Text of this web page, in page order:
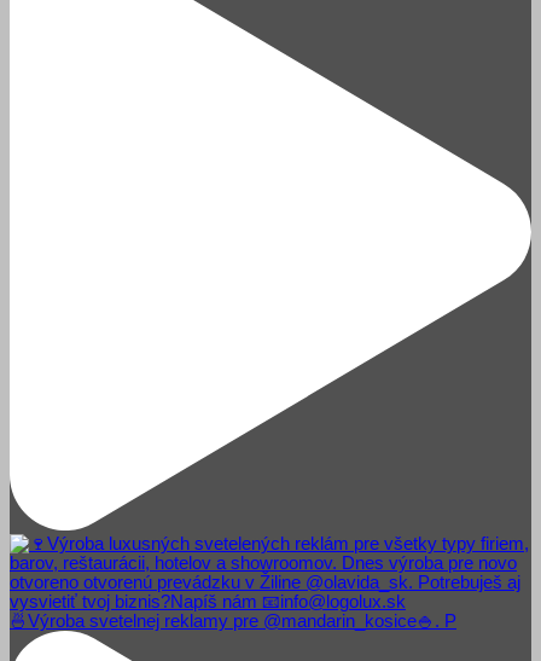
🍜Výroba svetelnej reklamy pre @mandarin_kosice🍚. P